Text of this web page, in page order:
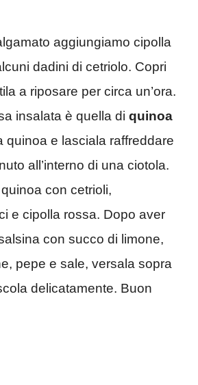
aggiungiamo cipolla
dadini di cetriolo. Copri
a riposare per circa un’ora.
insalata è quella di quinoa
quinoa e lasciala raffreddare
all’interno di una ciotola.
con cetrioli,
e cipolla rossa. Dopo aver
con succo di limone,
pepe e sale, versala sopra
delicatamente. Buon